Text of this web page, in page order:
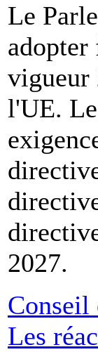
Le
vigueur
l'UE.
2027.
Conseil
Les